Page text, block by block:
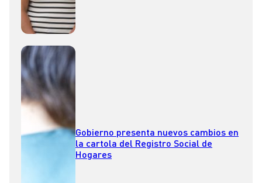
Gobierno presenta nuevos cambios en
la cartola del Registro Social de
Hogares